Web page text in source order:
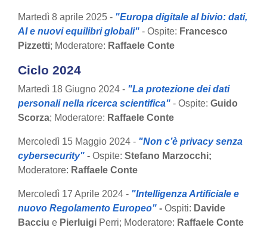
Martedì 8 aprile 2025 - "Europa digitale al bivio: dati,
AI e nuovi equilibri globali" - Ospite: Francesco
Pizzetti; Moderatore: Raffaele Conte
Ciclo 2024
Martedì 18 Giugno 2024 - "La protezione dei dati
personali nella ricerca scientifica" - Ospite: Guido
Scorza; Moderatore: Raffaele Conte
Mercoledì 15 Maggio 2024 - "Non c’è privacy senza
cybersecurity" - Ospite: Stefano Marzocchi;
Moderatore: Raffaele Conte
Mercoledì 17 Aprile 2024 - "Intelligenza Artificiale e
nuovo Regolamento Europeo" - Ospiti: Davide
Bacciu e Pierluigi Perri; Moderatore: Raffaele Conte